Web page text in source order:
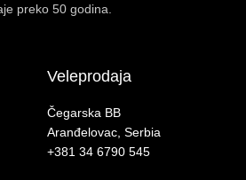
preko 50 godina.
Veleprodaja
Čegarska BB
Aranđelovac, Serbia
+381 34 6790 545